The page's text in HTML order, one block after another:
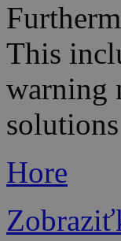
This
warning
Hore